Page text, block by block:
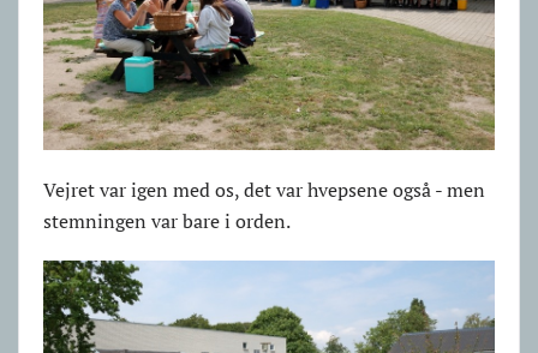
Vejret var igen med os, det var hvepsene også - men
stemningen var bare i orden.